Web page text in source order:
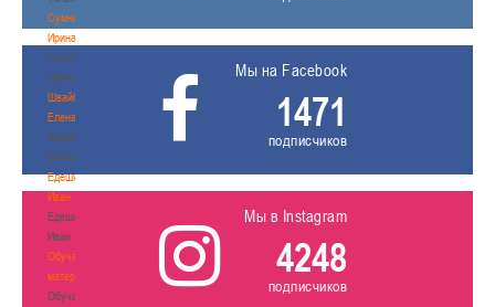
Сумникова
Ирина
Сумникова
Ирина
Швайбович
Елена
Швайбович
Елена
Едешко
Иван
Едешко
Иван
Обучающие
материалы
Обучающие
Мы на Facebook
1471
подписчиков
Мы в Instagram
4248
подписчиков